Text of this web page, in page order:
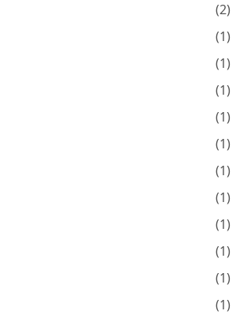
(2)
(1)
(1)
(1)
(1)
(1)
(1)
(1)
(1)
(1)
(1)
(1)